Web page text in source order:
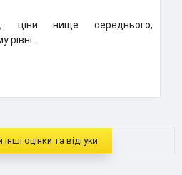
середнього,
Класний
оцінки та відгуки